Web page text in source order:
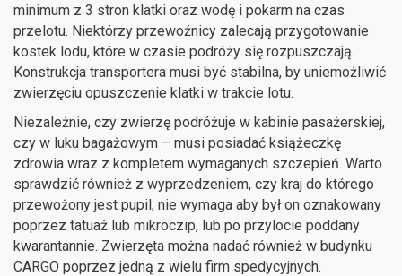
minimum z 3 stron klatki oraz wodę i pokarm na czas
przelotu. Niektórzy przewoźnicy zalecają przygotowanie
kostek lodu, które w czasie podróży się rozpuszczają.
Konstrukcja transportera musi być stabilna, by uniemożliwić
zwierzęciu opuszczenie klatki w trakcie lotu.
Niezależnie, czy zwierzę podróżuje w kabinie pasażerskiej,
czy w luku bagażowym – musi posiadać książeczkę
zdrowia wraz z kompletem wymaganych szczepień. Warto
sprawdzić również z wyprzedzeniem, czy kraj do którego
przewożony jest pupil, nie wymaga aby był on oznakowany
poprzez tatuaż lub mikroczip, lub po przylocie poddany
kwarantannie. Zwierzęta można nadać również w budynku
CARGO poprzez jedną z wielu firm spedycyjnych.